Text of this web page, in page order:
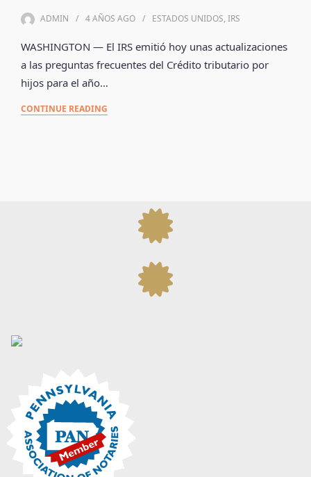
ADMIN 4 AÑOS AGO ESTADOS UNIDOS, IRS
WASHINGTON — El IRS emitió hoy unas actualizaciones
a las preguntas frecuentes del Crédito tributario por
hijos para el año…
CONTINUE READING